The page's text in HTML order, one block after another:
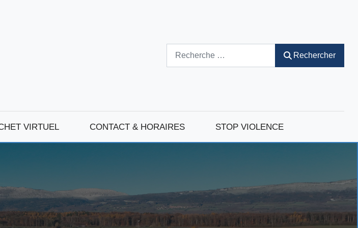
Rechercher
VIRTUEL CONTACT & HORAIRES STOP VIOLENCE